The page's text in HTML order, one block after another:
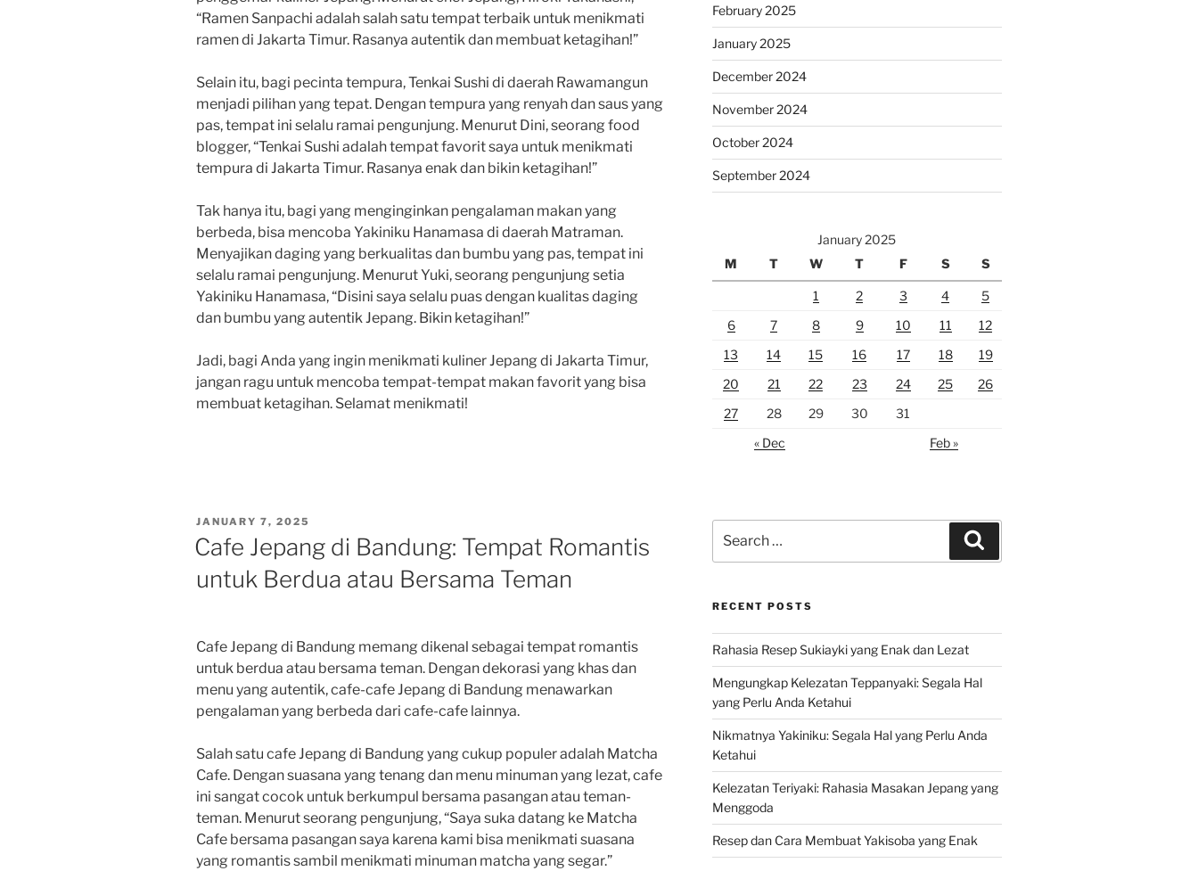
“Ramen Sanpachi adalah salah satu tempat terbaik untuk menikmati
ramen di Jakarta Timur. Rasanya autentik dan membuat ketagihan!”
Selain itu, bagi pecinta tempura, Tenkai Sushi di daerah Rawamangun
menjadi pilihan yang tepat. Dengan tempura yang renyah dan saus yang
pas, tempat ini selalu ramai pengunjung. Menurut Dini, seorang food
blogger, “Tenkai Sushi adalah tempat favorit saya untuk menikmati
tempura di Jakarta Timur. Rasanya enak dan bikin ketagihan!”
Tak hanya itu, bagi yang menginginkan pengalaman makan yang
berbeda, bisa mencoba Yakiniku Hanamasa di daerah Matraman.
Menyajikan daging yang berkualitas dan bumbu yang pas, tempat ini
selalu ramai pengunjung. Menurut Yuki, seorang pengunjung setia
Yakiniku Hanamasa, “Disini saya selalu puas dengan kualitas daging
dan bumbu yang autentik Jepang. Bikin ketagihan!”
Jadi, bagi Anda yang ingin menikmati kuliner Jepang di Jakarta Timur,
jangan ragu untuk mencoba tempat-tempat makan favorit yang bisa
membuat ketagihan. Selamat menikmati!
POSTED
JANUARY 7, 2025
Cafe Jepang di Bandung: Tempat Romantis
untuk Berdua atau Bersama Teman
Cafe Jepang di Bandung memang dikenal sebagai tempat romantis
untuk berdua atau bersama teman. Dengan dekorasi yang khas dan
menu yang autentik, cafe-cafe Jepang di Bandung menawarkan
pengalaman yang berbeda dari cafe-cafe lainnya.
Salah satu cafe Jepang di Bandung yang cukup populer adalah Matcha
Cafe. Dengan suasana yang tenang dan menu minuman yang lezat, cafe
ini sangat cocok untuk berkumpul bersama pasangan atau teman-
teman. Menurut seorang pengunjung, “Saya suka datang ke Matcha
Cafe bersama pasangan saya karena kami bisa menikmati suasana
yang romantis sambil menikmati minuman matcha yang segar.”
February 2025
January 2025
December 2024
November 2024
October 2024
September 2024
January 2025
M
T W T F S S
1 2 3 4
5
6
7 8 9 10 11
12
13
14 15 16 17 18
19
20
21 22 23 24 25
26
27
28 29 30
31
« Dec
Feb »
for:
RECENT POSTS
Rahasia Resep Sukiayki yang Enak dan Lezat
Mengungkap Kelezatan Teppanyaki: Segala Hal
yang Perlu Anda Ketahui
Nikmatnya Yakiniku: Segala Hal yang Perlu Anda
Ketahui
Kelezatan Teriyaki: Rahasia Masakan Jepang yang
Menggoda
Resep dan Cara Membuat Yakisoba yang Enak